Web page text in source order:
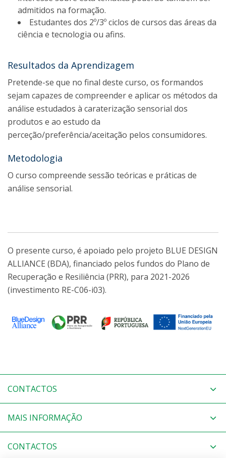
admitidos na formação.
Estudantes dos 2º/3º ciclos de cursos das áreas da
ciência e tecnologia ou afins.
Resultados da Aprendizagem
Pretende-se que no final deste curso, os formandos
sejam capazes de compreender e aplicar os métodos da
análise estudados à caraterização sensorial dos
produtos e ao estudo da
perceção/preferência/aceitação pelos consumidores.
Metodologia
O curso compreende sessão teóricas e práticas de
análise sensorial.
O presente curso, é apoiado pelo projeto BLUE DESIGN
ALLIANCE (BDA), financiado pelos fundos do Plano de
Recuperação e Resiliência (PRR), para 2021-2026
(investimento RE-C06-i03).
CONTACTOS
MAIS INFORMAÇÃO
CONTACTOS